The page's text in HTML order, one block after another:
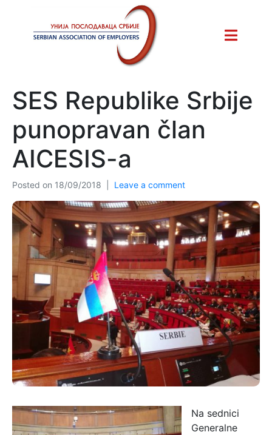
SES Republike Srbije
punopravan član
AICESIS-a
Posted on 18/09/2018 Leave a comment
Na sednici
Generalne